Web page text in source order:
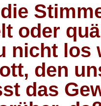
oder
nicht los
den
das